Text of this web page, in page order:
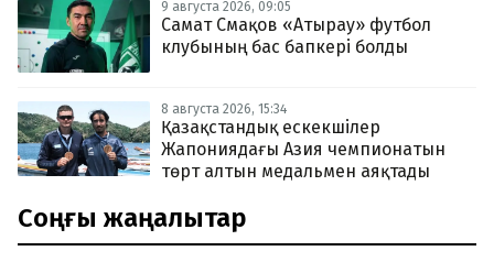
9 августа 2026, 09:05
Самат Смақов «Атырау» футбол
клубының бас бапкері болды
8 августа 2026, 15:34
Қазақстандық ескекшілер
Жапониядағы Азия чемпионатын
төрт алтын медальмен аяқтады
Соңғы жаңалықтар